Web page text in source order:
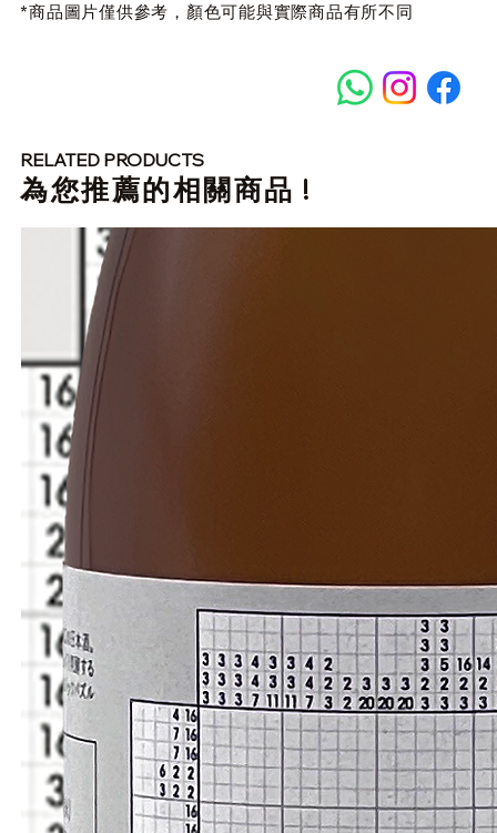
*商品圖片僅供參考，顏色可能與實際商品有所不同
RELATED PRODUCTS
​為您推薦的相關商品 !